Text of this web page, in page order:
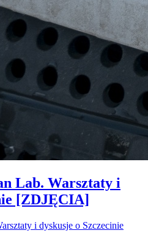
Lab. Warsztaty i
[ZDJĘCIA]